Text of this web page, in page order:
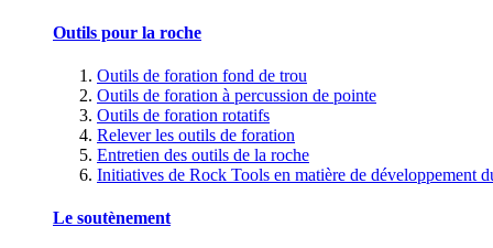
Outils pour la roche
Outils de foration fond de trou
Outils de foration à percussion de pointe
Outils de foration rotatifs
Relever les outils de foration
Entretien des outils de la roche
Initiatives de Rock Tools en matière de développement
Le soutènement